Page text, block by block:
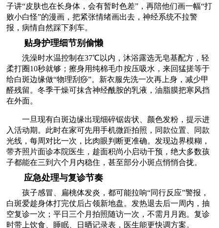
子讲“皮肤也在长身体，会有暂时色差”，再陪他们画一幅“打
败小白怪”的漫画，把紧张情绪画出去，神经系统不拉警
报，病情自然踩下刹车。
贴身护理细节别偷懒
洗澡时水温控制在37℃以内，沐浴露选无皂基配方，轻
柔打圈10秒就够；擦身用纯棉毛巾按压吸水，来回猛搓等于
给白斑边缘做“物理刮痧”。新衣服先洗一次再上身，减少甲
醛残留。冬季干燥可抹含神经酰胺的乳液，油脂膜把寒风挡
在外面。
一旦现有白斑边缘出现细碎锯齿状、颜色发粉，提示进
入活动期。此时在家可先用手机微距拍照，同款位置、同款
光线，每周对比一次，比肉眼判断更准确。发现边界模糊，
带齐照片面诊本院医生，趁面积尚小启动干预，绝大多数孩
子都能在三到六个月内稳住，甚至部分小斑点悄悄合拢。
应急处理与复诊节奏
孩子感冒、扁桃体发炎，都可能拉响“同行反应”警报，
白斑爱趁身体打完仗后占领新地盘。发热退去后一周内，抽
空复诊一次；平日三个月拍照随访一次，不需月月跑。复诊
时带上饮食、睡眠、日晒记录表，医生能更快调方案。